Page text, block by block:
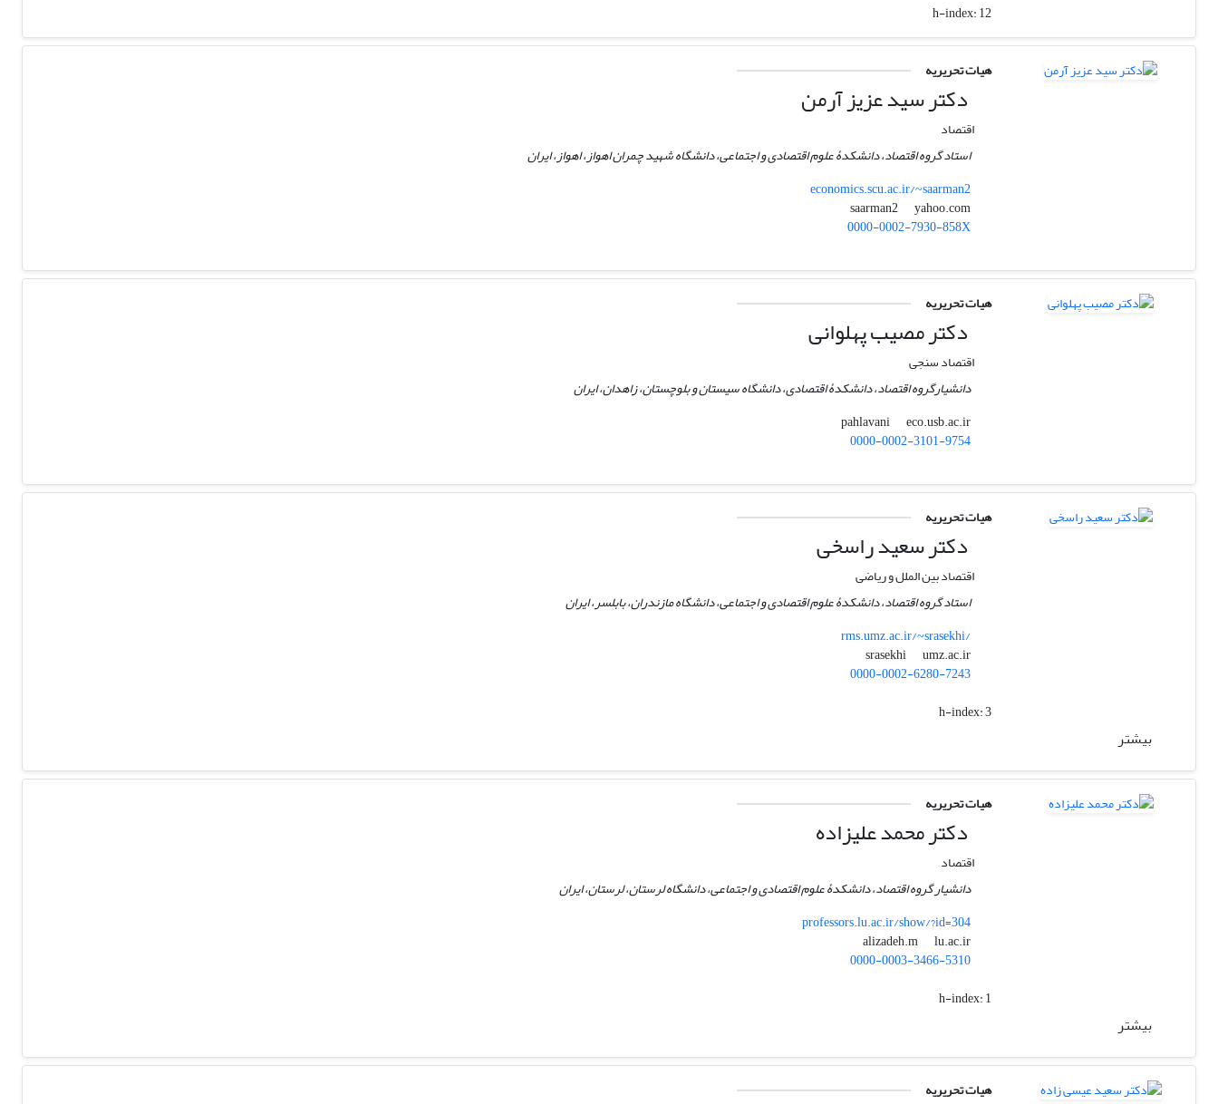
h-index:12
هیات تحریریه
دکتر سید عزیز آرمن
اقتصاد
استاد گروه اقتصاد، دانشکدۀ علوم اقتصادی و اجتماعی، دانشگاه شهید چمران اهواز، اهواز، ایران
economics.scu.ac.ir/~saarman2
saarman2
yahoo.com
0000-0002-7930-858X
هیات تحریریه
دکتر مصیب پهلوانی
اقتصاد سنجی
دانشیارگروه اقتصاد، دانشکدۀ اقتصادی، دانشگاه سیستان و بلوچستان، زاهدان، ایران
pahlavani
eco.usb.ac.ir
0000-0002-3101-9754
هیات تحریریه
دکتر سعید راسخی
اقتصاد بین الملل و ریاضی
استاد گروه اقتصاد، دانشکدۀ علوم اقتصادی و اجتماعی، دانشگاه مازندران، بابلسر، ایران
rms.umz.ac.ir/~srasekhi/
srasekhi
umz.ac.ir
0000-0002-6280-7243
h-index:3
بیشتر
هیات تحریریه
دکتر محمد علیزاده
اقتصاد
دانشیار گروه اقتصاد، دانشکدۀ علوم اقتصادی و اجتماعی، دانشگاه لرستان، لرستان، ایران
professors.lu.ac.ir/show/?id=304
alizadeh.m
lu.ac.ir
0000-0003-3466-5310
h-index:1
بیشتر
هیات تحریریه